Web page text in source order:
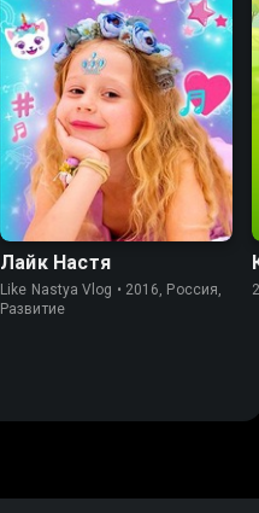
8.1
Лайк Настя
Like Nastya Vlog • 2016, Россия,
Развитие